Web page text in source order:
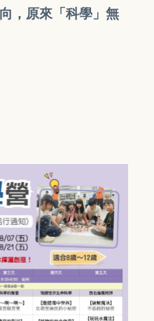
，原來「科學」無